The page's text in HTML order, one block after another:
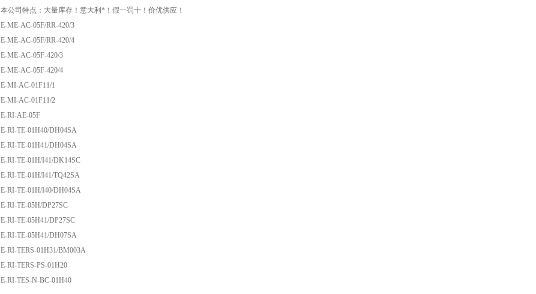
本公司特点：大量库存！意大利*！假一罚十！价优供应！
E-ME-AC-05F/RR-420/3
E-ME-AC-05F/RR-420/4
E-ME-AC-05F-420/3
E-ME-AC-05F-420/4
E-MI-AC-01F11/1
E-MI-AC-01F11/2
E-RI-AE-05F
E-RI-TE-01H40/DH04SA
E-RI-TE-01H41/DH04SA
E-RI-TE-01H/I41/DK14SC
E-RI-TE-01H/I41/TQ42SA
E-RI-TE-01H/I40/DH04SA
E-RI-TE-05H/DP27SC
E-RI-TE-05H41/DP27SC
E-RI-TE-05H41/DH07SA
E-RI-TERS-01H31/BM003A
E-RI-TERS-PS-01H20
E-RI-TES-N-BC-01H40